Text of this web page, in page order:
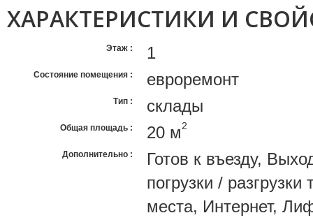
ХАРАКТЕРИСТИКИ И
Этаж 1
Состояние помещения eвроремонт
Тип cклады
Общая площадь 20 м2
Дополнительно
Готов к въезду,
погрузки /
места, Интернет,